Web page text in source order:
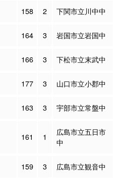
158 2 下関市立川中中
164 3 岩国市立岩国中
166 3 下松市立末武中
177 3 山口市立小郡中
163 3 宇部市立常盤中
161 1
広島市立五日市
中
159 3 広島市立観音中